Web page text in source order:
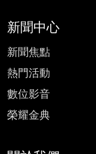
新聞中心
新聞焦點
熱門活動
數位影音
榮耀金典